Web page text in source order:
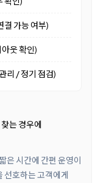
결 가능 여부)
웃 확인)
리 / 정기 점검)
는 경우에
은 시간에 간편 운영이
선호하는 고객에게